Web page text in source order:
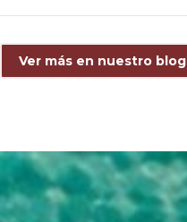
Ver más en nuestro blog